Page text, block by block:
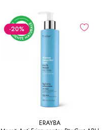
-20%
ERAYBA